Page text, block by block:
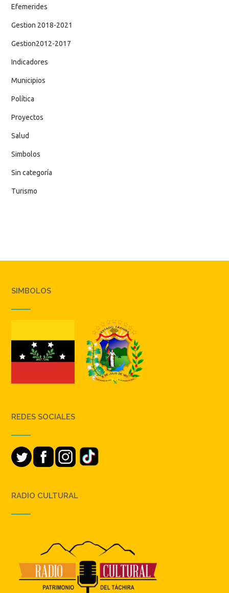
Efemerides
Gestion 2018-2021
Gestion2012-2017
Indicadores
Municipios
Política
Proyectos
Salud
Simbolos
Sin categoría
Turismo
SIMBOLOS
REDES SOCIALES
RADIO CULTURAL